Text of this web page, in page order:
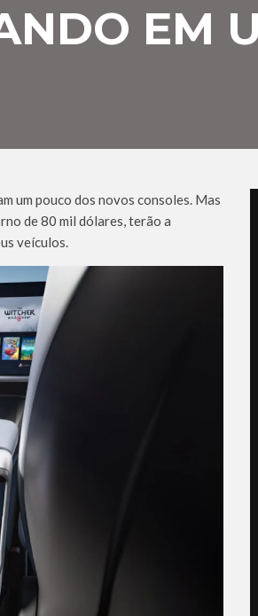
EM
um pouco dos novos consoles. Mas
de 80 mil dólares, terão a
veículos.